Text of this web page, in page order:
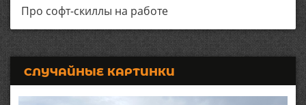
Про софт-скиллы на работе
СЛУЧАЙНЫЕ КАРТИНКИ